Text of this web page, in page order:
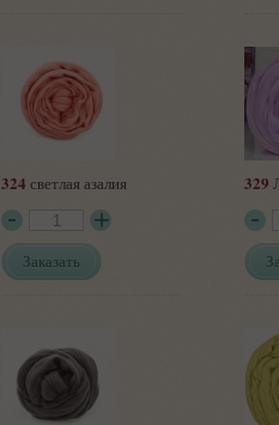
324 светлая азалия
Заказать
329